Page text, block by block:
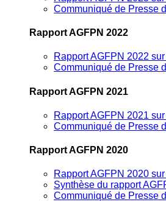
Communiqué de Presse
Rapport AGFPN 2022
Rapport AGFPN 2022
Communiqué de Presse
Rapport AGFPN 2021
Rapport AGFPN 2021
Communiqué de Presse
Rapport AGFPN 2020
Rapport AGFPN 2020
Synthèse du rapport
Communiqué de Presse